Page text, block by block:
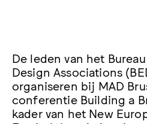
De leden van het
Design Associations
organiseren bij MAD
conferentie Building a
kader van het New